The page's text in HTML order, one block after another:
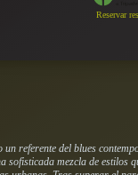
Reservar
referente del blues
mezcla de estilos